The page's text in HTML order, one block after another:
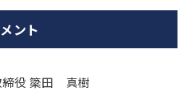
ント
締役 簗田 真樹